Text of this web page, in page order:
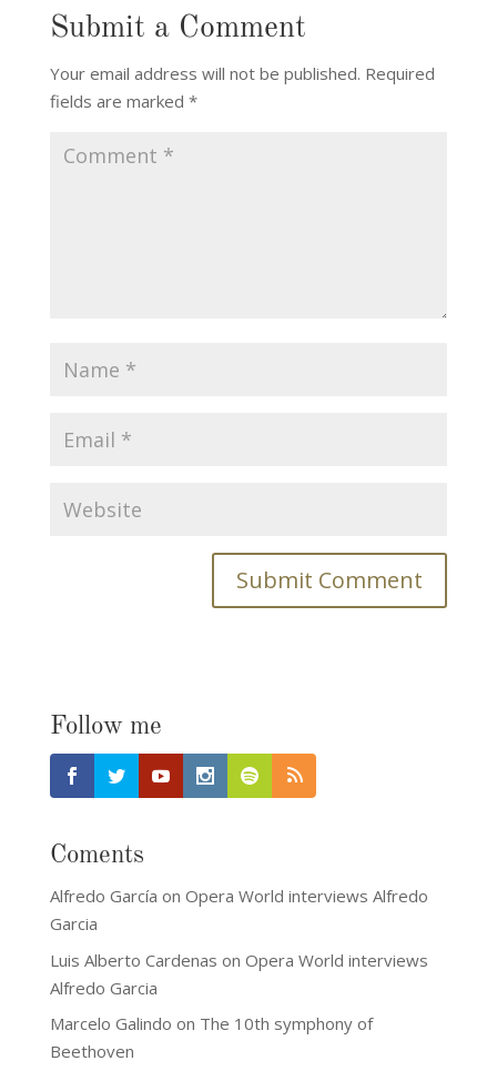
Submit a Comment
Your email address will not be published. Required
fields are marked *
Follow me
Coments
Alfredo García on Opera World interviews Alfredo
Garcia
Luis Alberto Cardenas on Opera World interviews
Alfredo Garcia
Marcelo Galindo on The 10th symphony of
Beethoven